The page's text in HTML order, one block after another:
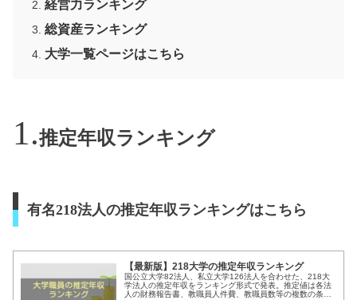
経営力ランキング
総資産ランキング
大学一覧ページはこちら
推定年収ランキング
有名218法人の推定年収ランキングはこちら
【最新版】218大学の推定年収ランキング
国公立大学82法人、私立大学126法人を合わせた、218大
学法人の推定年収をランキング形式で発表。推定値は各法
人の財務報告書、教職員人件費、教職員数等の複数の条件